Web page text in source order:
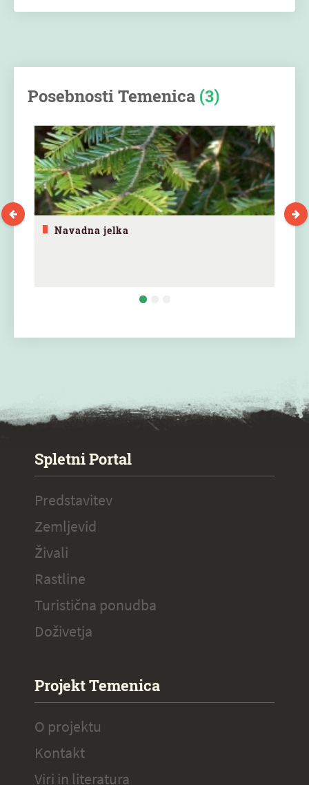
Posebnosti Temenica (3)
Navadna jelka
Spletni Portal
Predstavitev
Zemljevid
Živali
Rastline
Turistična ponudba
Doživetja
Projekt Temenica
O projektu
Kontakt
Viri in literatura